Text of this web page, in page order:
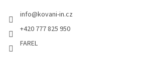
info@kovani-in.cz
+420 777 825 950
FAREL